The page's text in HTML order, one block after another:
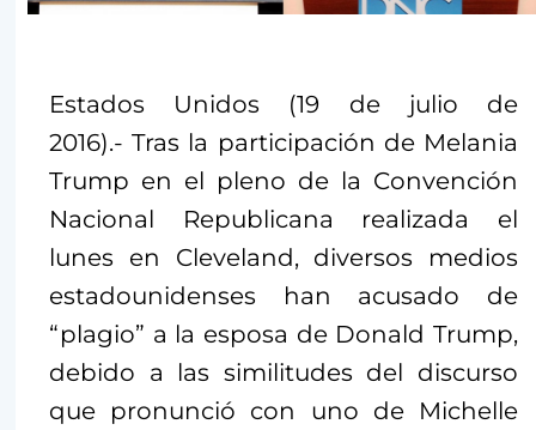
Estados Unidos (19 de julio de
2016).- Tras la participación de Melania
Trump en el pleno de la Convención
Nacional Republicana realizada el
lunes en Cleveland, diversos medios
estadounidenses han acusado de
“plagio” a la esposa de Donald Trump,
debido a las similitudes del discurso
que pronunció con uno de Michelle